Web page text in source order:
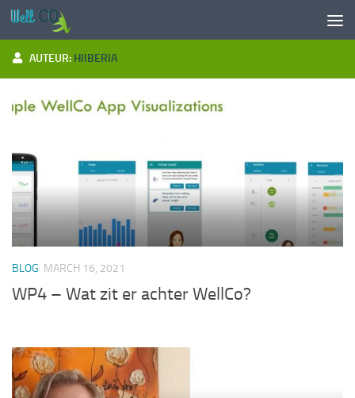
Doorgaan naar inhoud
AUTEUR: HIIBERIA
BLOG MARCH 16, 2021
WP4 – Wat zit er achter WellCo?